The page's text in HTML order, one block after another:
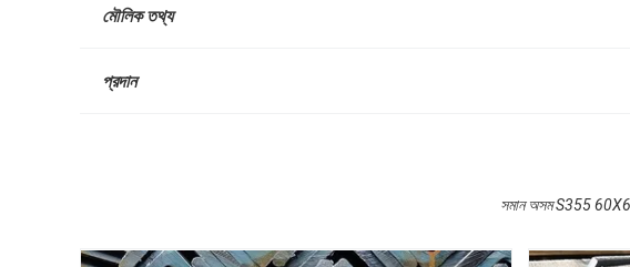
মৌলিক তথ্য
প্রদান
সমান অসম S355